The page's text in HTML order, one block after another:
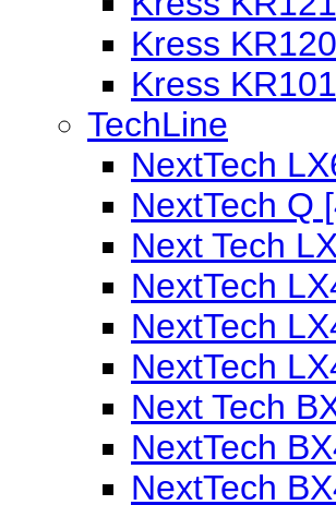
Kress
Kress
TechLine
NextTech
NextTech Q
Next Tech
NextTech
NextTech
NextTech
Next Tech
NextTech
NextTech